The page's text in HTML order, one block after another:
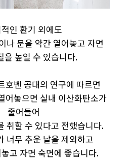
인 환기 외에도
나 문을 약간 열어놓고 자면
을 높일 수 있습니다.
호벤 공대의 연구에 따르면
어놓으면 실내 이산화탄소가
줄어들어
취할 수 있다고 전했습니다.
너무 추운 날을 제외하고
고 자면 숙면에 좋습니다.